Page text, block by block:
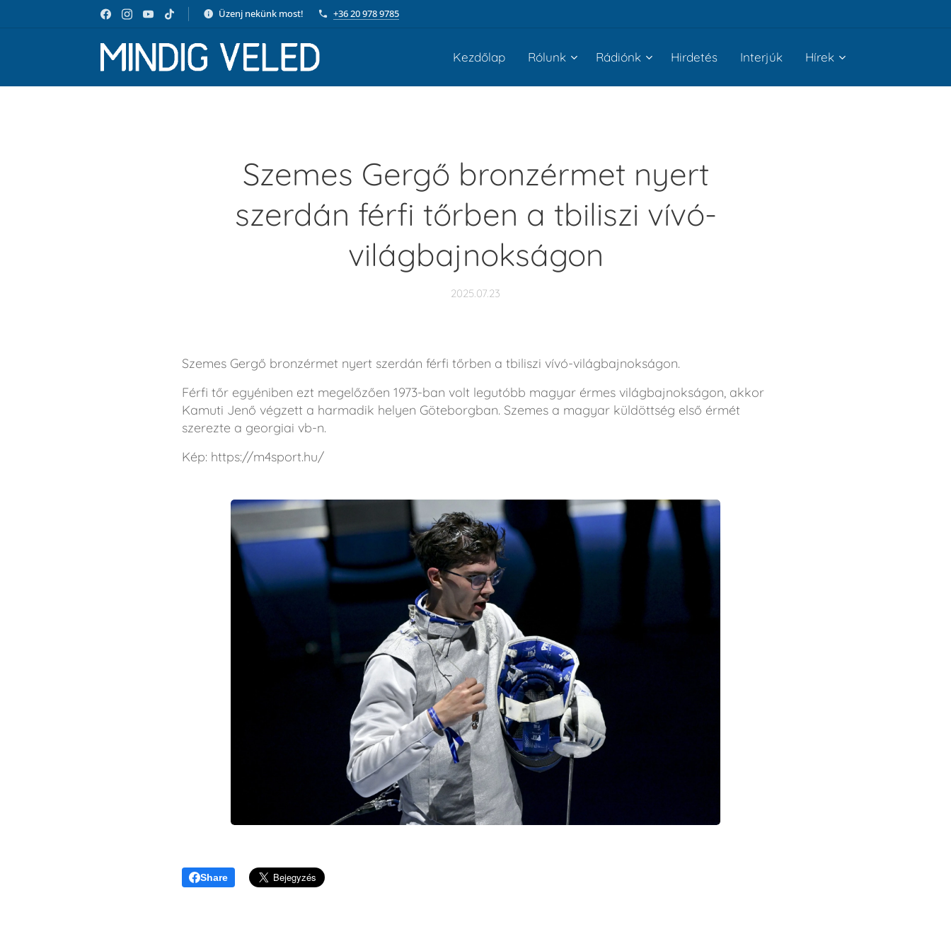
Üzenj nekünk most! +36 20 978 9785
Kezdőlap Rólunk Rádiónk Hirdetés Interjúk Hírek
Szemes Gergő bronzérmet nyert
szerdán férfi tőrben a tbiliszi vívó-
világbajnokságon
2025.07.23
Szemes Gergő bronzérmet nyert szerdán férfi tőrben a tbiliszi vívó-világbajnokságon.
Férfi tőr egyéniben ezt megelőzően 1973-ban volt legutóbb magyar érmes világbajnokságon, akkor
Kamuti Jenő végzett a harmadik helyen Göteborgban. Szemes a magyar küldöttség első érmét
szerezte a georgiai vb-n.
Kép: https://m4sport.hu/
Share